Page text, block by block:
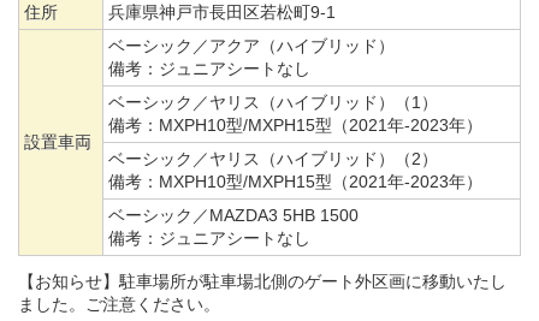
住所 兵庫県神戸市長田区若松町9-1
設置車両
ベーシック／アクア（ハイブリッド）
備考： ジュニアシートなし
ベーシック／ヤリス（ハイブリッド）（1）
備考： MXPH10型/MXPH15型（2021年-2023年）
ベーシック／ヤリス（ハイブリッド）（2）
備考： MXPH10型/MXPH15型（2021年-2023年）
ベーシック／MAZDA3 5HB 1500
備考： ジュニアシートなし
【お知らせ】駐車場所が駐車場北側のゲート外区画に移動いたし
ました。ご注意ください。